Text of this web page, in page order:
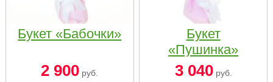
Букет «Бабочки»
2 900 руб.
Букет
«Пушинка»
3 040руб.